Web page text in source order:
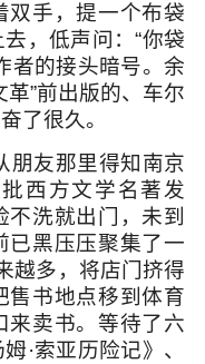
双手，提一个布袋
，低声问：“你袋
者的接头暗号。余
”前出版的、车尔
了很久。
友那里得知南京
西方文学名著发
洗就出门，未到
已黑压压聚集了一
越多，将店门挤得
售书地点移到体育
来卖书。等待了六
·索亚历险记》、